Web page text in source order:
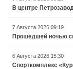
В центре
7 Августа 2026 09:19
Прошедшей ночью
6 Августа 2026 15:30
Спорткомплекс